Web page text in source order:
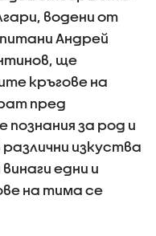
водени от
Андрей
ще
кръгове на
пред
за род и
изкуства
едни и
на тима се